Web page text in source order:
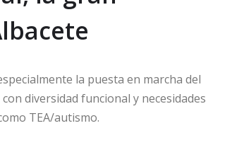
la puesta en marcha del
diversidad funcional y necesidades
TEA/autismo.